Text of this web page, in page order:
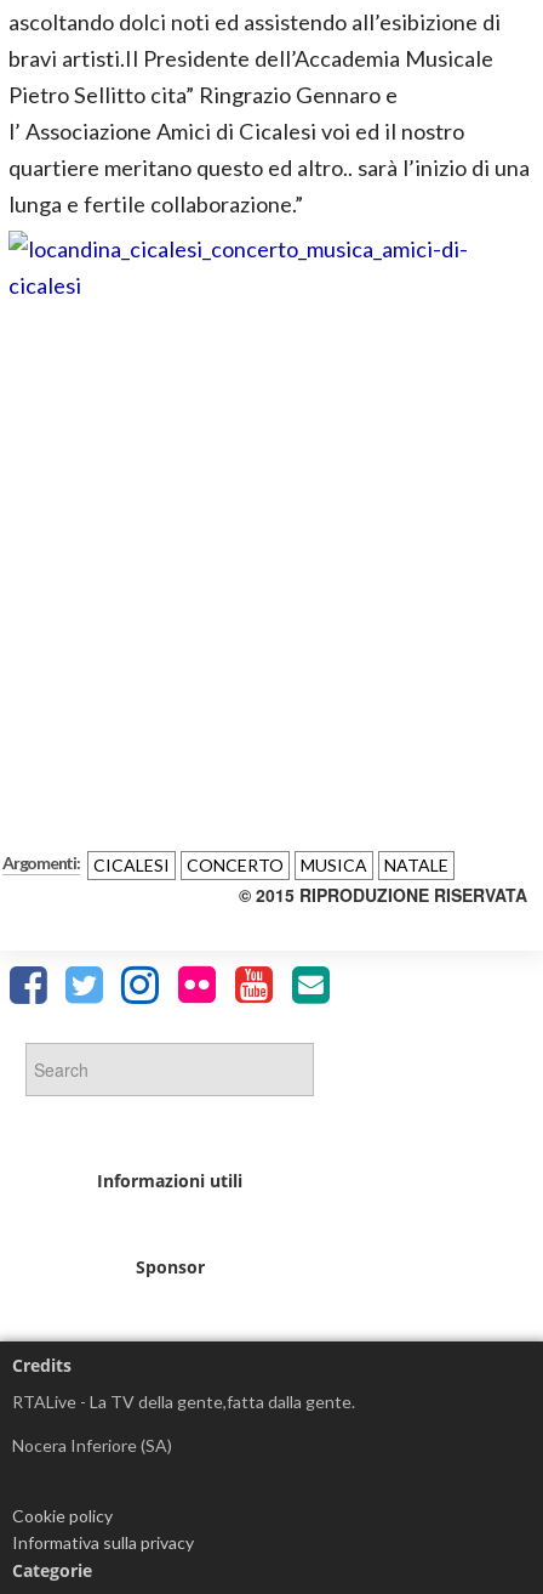
ascoltando dolci noti ed assistendo all’esibizione di
bravi artisti.Il Presidente dell’Accademia Musicale
Pietro Sellitto cita” Ringrazio Gennaro e
l’ Associazione Amici di Cicalesi voi ed il nostro
quartiere meritano questo ed altro.. sarà l’inizio di una
lunga e fertile collaborazione.”
Argomenti: CICALESI CONCERTO MUSICA NATALE
© 2015 RIPRODUZIONE RISERVATA
Informazioni utili
Sponsor
Credits
RTALive - La TV della gente,fatta dalla gente.
Nocera Inferiore (SA)
Cookie policy
Informativa sulla privacy
Categorie